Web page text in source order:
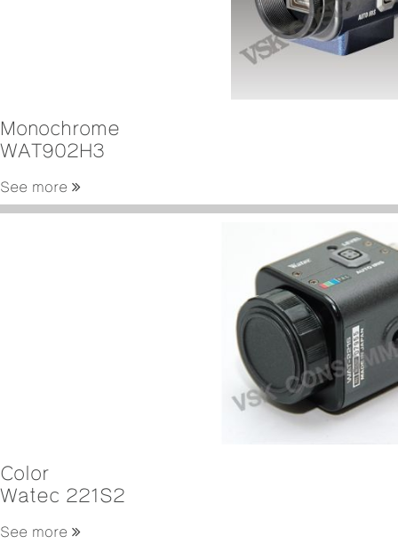
Monochrome
WAT902H3
See more
Color
Watec 221S2
See more